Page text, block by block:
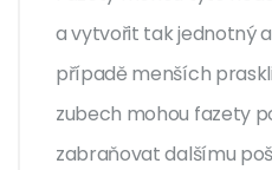
a vytvořit tak jednotný
případě menších
zubech mohou fazety
zabraňovat dalšímu